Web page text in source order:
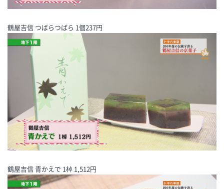
鶴屋吉信 つばらつばら 1個237円
鶴屋吉信 青かえで 1棹 1,512円